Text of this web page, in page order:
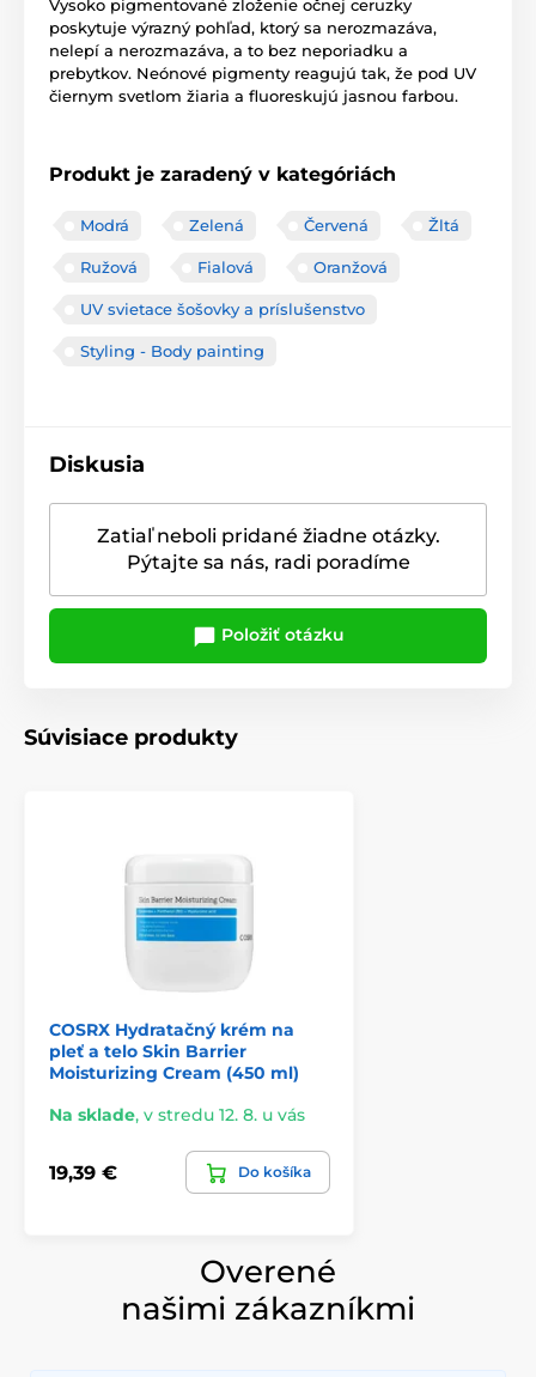
Vysoko pigmentované zloženie očnej ceruzky
poskytuje výrazný pohľad, ktorý sa nerozmazáva,
nelepí a nerozmazáva, a to bez neporiadku a
prebytkov. Neónové pigmenty reagujú tak, že pod UV
čiernym svetlom žiaria a fluoreskujú jasnou farbou.
Produkt je zaradený v kategóriách
Modrá Zelená Červená Žltá
Ružová Fialová Oranžová
UV svietace šošovky a príslušenstvo
Styling - Body painting
Diskusia
Zatiaľ neboli pridané žiadne otázky.
Pýtajte sa nás, radi poradíme
Položiť otázku
Súvisiace produkty
COSRX Hydratačný krém na
pleť a telo Skin Barrier
Moisturizing Cream (450 ml)
Na sklade, v stredu 12. 8. u vás
19,39 € Do košíka
Overené
našimi zákazníkmi